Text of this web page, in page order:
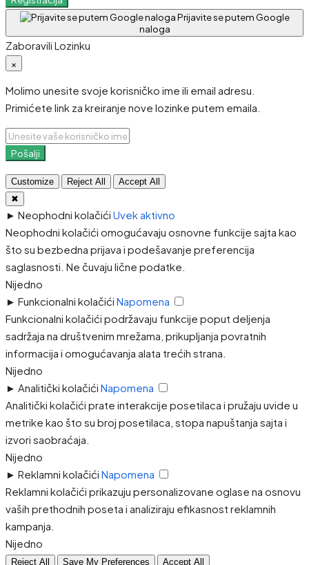
Prijavite se putem Google
naloga
Zaboravili Lozinku
×
Molimo unesite svoje korisničko ime ili email adresu.
Primićete link za kreiranje nove lozinke putem emaila.
Pošalji
Customize Reject All
Accept All
✖
► Neophodni kolačići Uvek aktivno
Neophodni kolačići omogućavaju osnovne funkcije sajta kao
što su bezbedna prijava i podešavanje preferencija
saglasnosti. Ne čuvaju lične podatke.
Nijedno
► Funkcionalni kolačići Napomena
Funkcionalni kolačići podržavaju funkcije poput deljenja
sadržaja na društvenim mrežama, prikupljanja povratnih
informacija i omogućavanja alata trećih strana.
Nijedno
► Analitički kolačići Napomena
Analitički kolačići prate interakcije posetilaca i pružaju uvide u
metrike kao što su broj posetilaca, stopa napuštanja sajta i
izvori saobraćaja.
Nijedno
► Reklamni kolačići Napomena
Reklamni kolačići prikazuju personalizovane oglase na osnovu
vaših prethodnih poseta i analiziraju efikasnost reklamnih
kampanja.
Nijedno
Reject All Save My Preferences Accept All